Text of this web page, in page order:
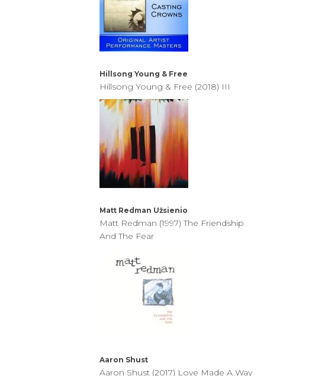
Hillsong Young & Free
Hillsong Young & Free (2018) III
Matt Redman Užsienio
Matt Redman (1997) The Friendship
And The Fear
Aaron Shust
Aaron Shust (2017) Love Made A Way